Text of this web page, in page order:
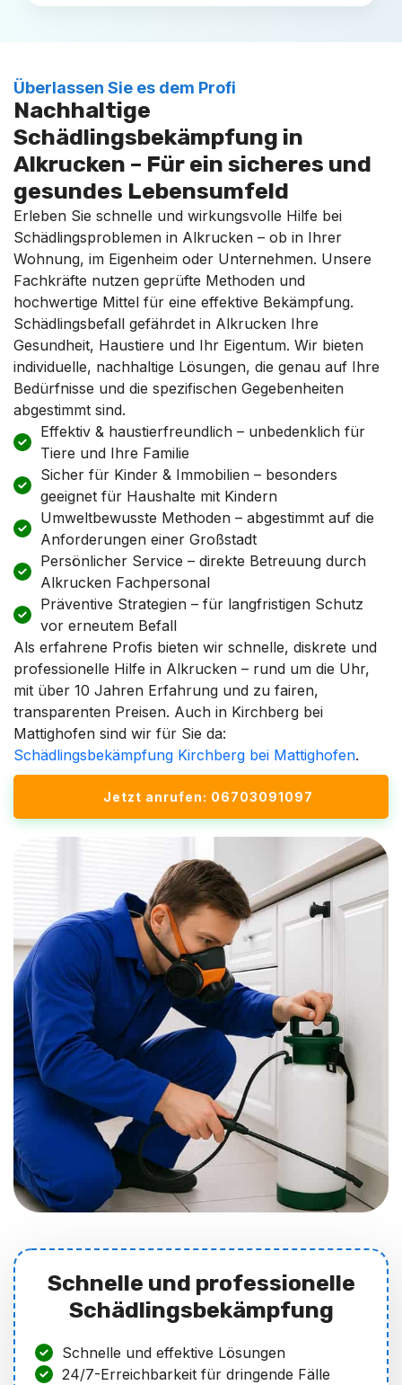
Überlassen Sie es dem Profi
Nachhaltige
Schädlingsbekämpfung in
Alkrucken – Für ein sicheres und
gesundes Lebensumfeld
Erleben Sie schnelle und wirkungsvolle Hilfe bei
Schädlingsproblemen in Alkrucken – ob in Ihrer
Wohnung, im Eigenheim oder Unternehmen. Unsere
Fachkräfte nutzen geprüfte Methoden und
hochwertige Mittel für eine effektive Bekämpfung.
Schädlingsbefall gefährdet in Alkrucken Ihre
Gesundheit, Haustiere und Ihr Eigentum. Wir bieten
individuelle, nachhaltige Lösungen, die genau auf Ihre
Bedürfnisse und die spezifischen Gegebenheiten
abgestimmt sind.
Effektiv & haustierfreundlich – unbedenklich für
Tiere und Ihre Familie
Sicher für Kinder & Immobilien – besonders
geeignet für Haushalte mit Kindern
Umweltbewusste Methoden – abgestimmt auf die
Anforderungen einer Großstadt
Persönlicher Service – direkte Betreuung durch
Alkrucken Fachpersonal
Präventive Strategien – für langfristigen Schutz
vor erneutem Befall
Als erfahrene Profis bieten wir schnelle, diskrete und
professionelle Hilfe in Alkrucken – rund um die Uhr,
mit über 10 Jahren Erfahrung und zu fairen,
transparenten Preisen. Auch in Kirchberg bei
Mattighofen sind wir für Sie da:
Schädlingsbekämpfung Kirchberg bei Mattighofen.
Jetzt anrufen: 06703091097
Schnelle und professionelle
Schädlingsbekämpfung
Schnelle und effektive Lösungen
24/7-Erreichbarkeit für dringende Fälle